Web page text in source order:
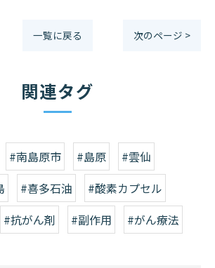
一覧に戻る 次のページ >
関連タグ
#南島原市 #島原
#雲仙
#喜多石油
#酸素カプセル
#抗がん剤 #副作用 #がん療法